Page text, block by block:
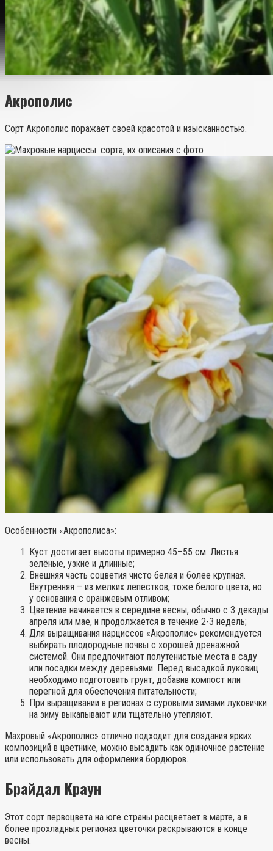
Акрополис
Сорт Акрополис поражает своей красотой и изысканностью.
Особенности «Акрополиса»:
Куст достигает высоты примерно 45–55 см. Листья
зелёные, узкие и длинные;
Внешняя часть соцветия чисто белая и более крупная.
Внутренняя – из мелких лепестков, тоже белого цвета, но
у основания с оранжевым отливом;
Цветение начинается в середине весны, обычно с 3 декады
апреля или мае, и продолжается в течение 2-3 недель;
Для выращивания нарциссов «Акрополис» рекомендуется
выбирать плодородные почвы с хорошей дренажной
системой. Они предпочитают полутенистые места в саду
или посадки между деревьями. Перед высадкой луковиц
необходимо подготовить грунт, добавив компост или
перегной для обеспечения питательности;
При выращивании в регионах с суровыми зимами луковички
на зиму выкапывают или тщательно утепляют.
Махровый «Акрополис» отлично подходит для создания ярких
композиций в цветнике, можно высадить как одиночное растение
или использовать для оформления бордюров.
Брайдал Краун
Этот сорт первоцвета на юге страны расцветает в марте, а в
более прохладных регионах цветочки раскрываются в конце
весны.